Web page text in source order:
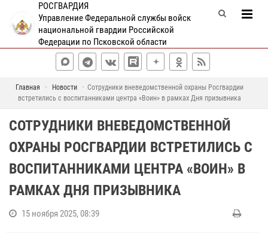
РОСГВАРДИЯ
Управление Федеральной службы войск
национальной гвардии Российской
Федерации по Псковской области
Главная Новости
Сотрудники вневедомственной охраны Росгвардии
встретились с воспитанниками центра «Воин» в рамках Дня призывника
СОТРУДНИКИ ВНЕВЕДОМСТВЕННОЙ
ОХРАНЫ РОСГВАРДИИ ВСТРЕТИЛИСЬ С
ВОСПИТАННИКАМИ ЦЕНТРА «ВОИН» В
РАМКАХ ДНЯ ПРИЗЫВНИКА
15 ноября 2025, 08:39